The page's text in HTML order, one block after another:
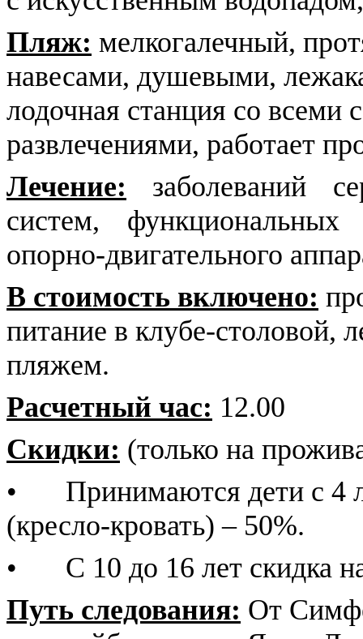
Пляж: мелкогалечный,
навесами, душевыми,
лодочная станция со
развлечениями, работает
Лечение: заболеваний
систем, функциональных
опорно-двигательного
В стоимость включено:
питание в клубе-столовой,
пляжем.
Расчетный час: 12.00
Скидки: (только на
•
Принимаются дети с 4
(кресло-кровать) – 50%.
•
С 10 до 16 лет скидка
Путь следования: От